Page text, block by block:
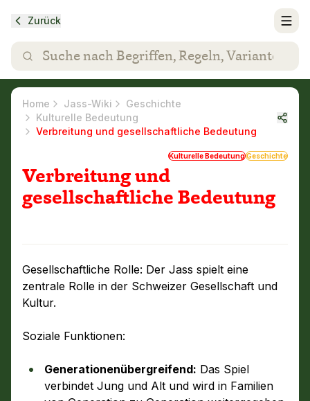
Zurück
Home Jass-Wiki
Geschichte
Kulturelle Bedeutung
Verbreitung und gesellschaftliche Bedeutung
Kulturelle BedeutungGeschichte
Verbreitung und
gesellschaftliche Bedeutung
Gesellschaftliche Rolle: Der Jass spielt eine
zentrale Rolle in der Schweizer Gesellschaft und
Kultur.
Soziale Funktionen:
Generationenübergreifend: Das Spiel
verbindet Jung und Alt und wird in Familien